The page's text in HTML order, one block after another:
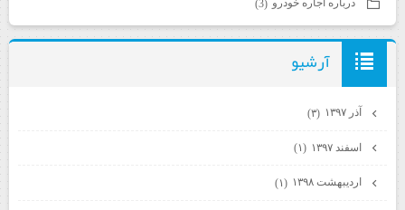
درباره اجاره خودرو (3)
آرشيو
آذر ۱۳۹۷ (۳)
اسفند ۱۳۹۷ (۱)
اردیبهشت ۱۳۹۸ (۱)